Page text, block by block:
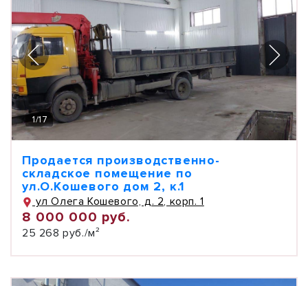
1/17
Продается производственно-
складское помещение по
ул.О.Кошевого дом 2, к.1
ул Олега Кошевого, д. 2, корп. 1
8 000 000 руб.
25 268 руб./м²